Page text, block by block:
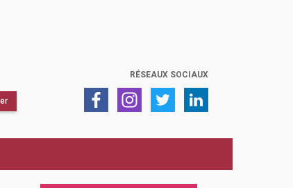
RÉSEAUX SOCIAUX